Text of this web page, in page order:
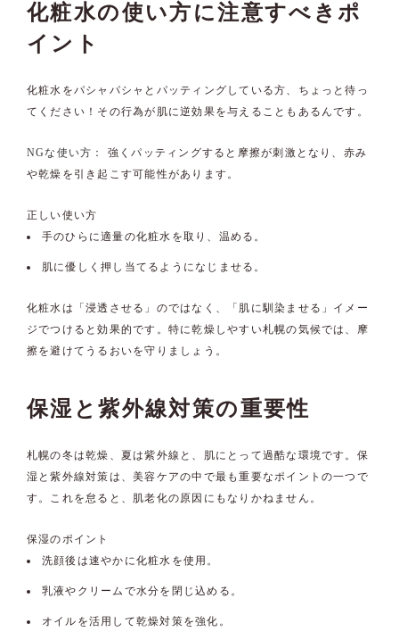
化粧水の使い方に注意すべきポ
イント
化粧水をパシャパシャとパッティングしている方、ちょっと待っ
てください！その行為が肌に逆効果を与えることもあるんです。
NGな使い方：
強くパッティングすると摩擦が刺激となり、赤み
や乾燥を引き起こす可能性があります。
正しい使い方
手のひらに適量の化粧水を取り、温める。
肌に優しく押し当てるようになじませる。
化粧水は「浸透させる」のではなく、「肌に馴染ませる」イメー
ジでつけると効果的です。特に乾燥しやすい札幌の気候では、摩
擦を避けてうるおいを守りましょう。
保湿と紫外線対策の重要性
札幌の冬は乾燥、夏は紫外線と、肌にとって過酷な環境です。保
湿と紫外線対策は、美容ケアの中で最も重要なポイントの一つで
す。これを怠ると、肌老化の原因にもなりかねません。
保湿のポイント
洗顔後は速やかに化粧水を使用。
乳液やクリームで水分を閉じ込める。
オイルを活用して乾燥対策を強化。